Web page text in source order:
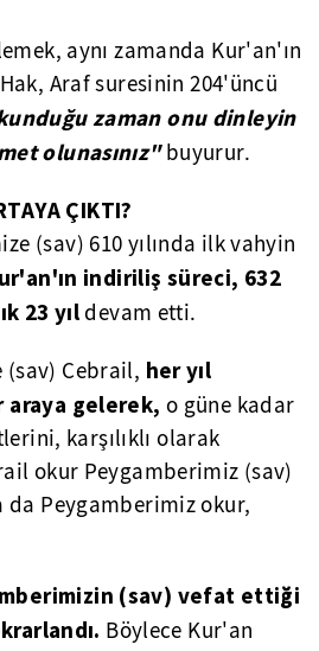
aynı zamanda Kur'an'ın
Araf suresinin 204'üncü
zaman onu dinleyin
olunasınız"buyurur.
ÇIKTI?
(sav) 610 yılında ilk vahyin
indiriliş süreci, 632
23 yıl devam etti.
(sav) Cebrail, her yıl
araya gelerek, o güne kadar
karşılıklı olarak
okur Peygamberimiz (sav)
Peygamberimiz okur,
(sav) vefat ettiği
Böylece Kur'an